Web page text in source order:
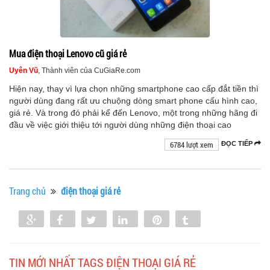
Mua điện thoại Lenovo cũ giá rẻ
Uyên Vũ, Thành viên của CuGiaRe.com
Hiện nay, thay vì lựa chọn những smartphone cao cấp đắt tiền thì
người dùng đang rất ưu chuộng dòng smart phone cấu hình cao,
giá rẻ. Và trong đó phải kể đến Lenovo, một trong những hãng đi
đầu về việc giới thiệu tới người dùng những điện thoại cao
ĐỌC TIẾP
6784 lượt xem
Trang chủ điện thoại giá rẻ
Share Share Tweet Share
TIN MỚI NHẤT TAGS ĐIỆN THOẠI GIÁ RẺ